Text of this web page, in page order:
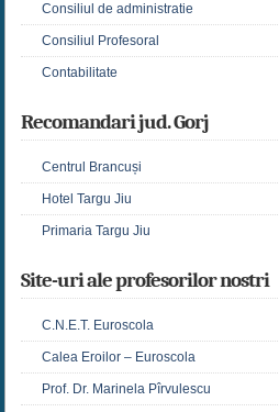
Consiliul de administratie
Consiliul Profesoral
Contabilitate
Recomandari jud. Gorj
Centrul Brancuși
Hotel Targu Jiu
Primaria Targu Jiu
Site-uri ale profesorilor nostri
C.N.E.T. Euroscola
Calea Eroilor – Euroscola
Prof. Dr. Marinela Pîrvulescu